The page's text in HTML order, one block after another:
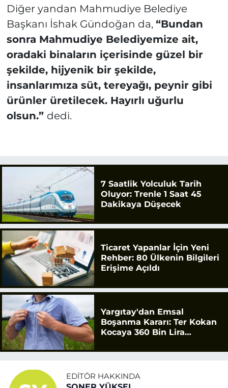
Diğer yandan Mahmudiye Belediye
Başkanı İshak Gündoğan da, “Bundan
sonra Mahmudiye Belediyemize ait,
oradaki binaların içerisinde güzel bir
şekilde, hijyenik bir şekilde,
insanlarımıza süt, tereyağı, peynir gibi
ürünler üretilecek. Hayırlı uğurlu
olsun.” dedi.
7 Saatlik Yolculuk Tarih
Oluyor: Trenle 1 Saat 45
Dakikaya Düşecek
Ticaret Yapanlar İçin Yeni
Rehber: 80 Ülkenin Bilgileri
Erişime Açıldı
Yargıtay'dan Emsal
Boşanma Kararı: Ter Kokan
Kocaya 360 Bin Lira
EDITÖR HAKKINDA